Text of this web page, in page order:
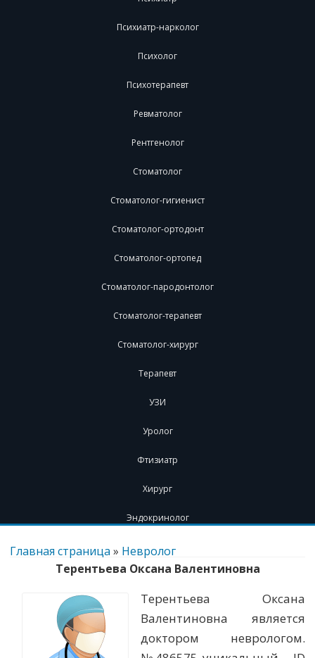
Психиатр-нарколог
Психолог
Психотерапевт
Ревматолог
Рентгенолог
Стоматолог
Стоматолог-гигиенист
Стоматолог-ортодонт
Стоматолог-ортопед
Стоматолог-пародонтолог
Стоматолог-терапевт
Стоматолог-хирург
Терапевт
УЗИ
Уролог
Фтизиатр
Хирург
Эндокринолог
Перейти
содержимому
Главная страница » Невролог
Терентьева Оксана Валентиновна
Терентьева Оксана
Валентиновна является
доктором неврологом.